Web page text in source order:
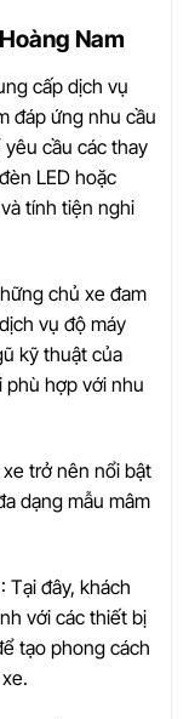
Nam
cấp dịch vụ
đáp ứng nhu cầu
cầu các thay
LED hoặc
tính tiện nghi
chủ xe đam
vụ độ máy
kỹ thuật của
phù hợp với nhu
trở nên nổi bật
dạng mẫu mâm
: Tại đây, khách
với các thiết bị
tạo phong cách